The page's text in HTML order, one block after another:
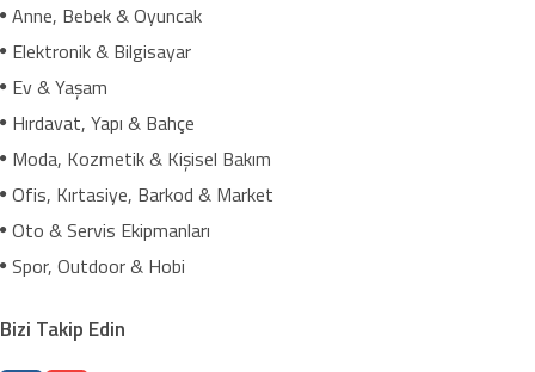
Anne, Bebek & Oyuncak
Elektronik & Bilgisayar
Ev & Yaşam
Hırdavat, Yapı & Bahçe
Moda, Kozmetik & Kişisel Bakım
Ofis, Kırtasiye, Barkod & Market
Oto & Servis Ekipmanları
Spor, Outdoor & Hobi
Bizi Takip Edin